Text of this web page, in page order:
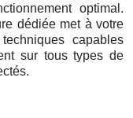
optimal.
dédiée met à votre
capables
sur tous types de